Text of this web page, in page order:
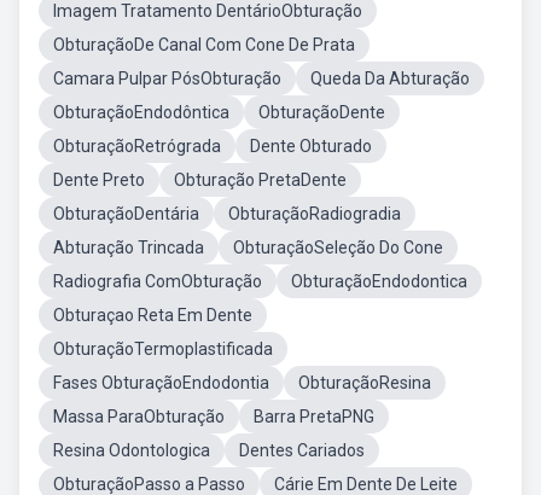
Imagem Tratamento DentárioObturação
ObturaçãoDe Canal Com Cone De Prata
Camara Pulpar PósObturação
Queda Da Abturação
ObturaçãoEndodôntica
ObturaçãoDente
ObturaçãoRetrógrada
Dente Obturado
Dente Preto
Obturação PretaDente
ObturaçãoDentária
ObturaçãoRadiogradia
Abturação Trincada
ObturaçãoSeleção Do Cone
Radiografia ComObturação
ObturaçãoEndodontica
Obturaçao Reta Em Dente
ObturaçãoTermoplastificada
Fases ObturaçãoEndodontia
ObturaçãoResina
Massa ParaObturação
Barra PretaPNG
Resina Odontologica
Dentes Cariados
ObturaçãoPasso a Passo
Cárie Em Dente De Leite